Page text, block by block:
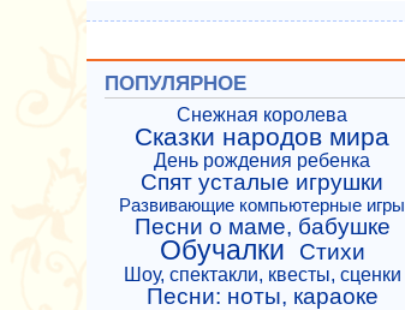
ПОПУЛЯРНОЕ
Снежная королева
Сказки народов мира
День рождения ребенка
Спят усталые игрушки
Развивающие компьютерные игры
Песни о маме, бабушке
Обучалки Стихи
Шоу, спектакли, квесты, сценки
Песни: ноты, караоке